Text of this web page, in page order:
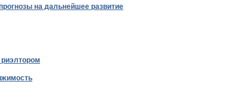
на дальнейшее развитие